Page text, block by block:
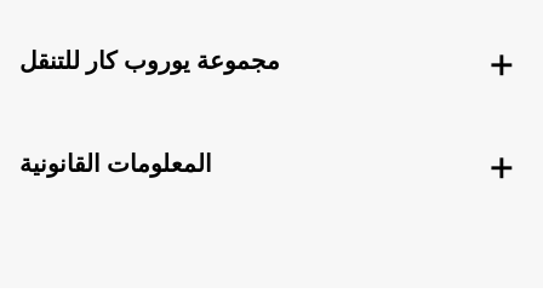
مجموعة يوروب كار للتنقل
المعلومات القانونية